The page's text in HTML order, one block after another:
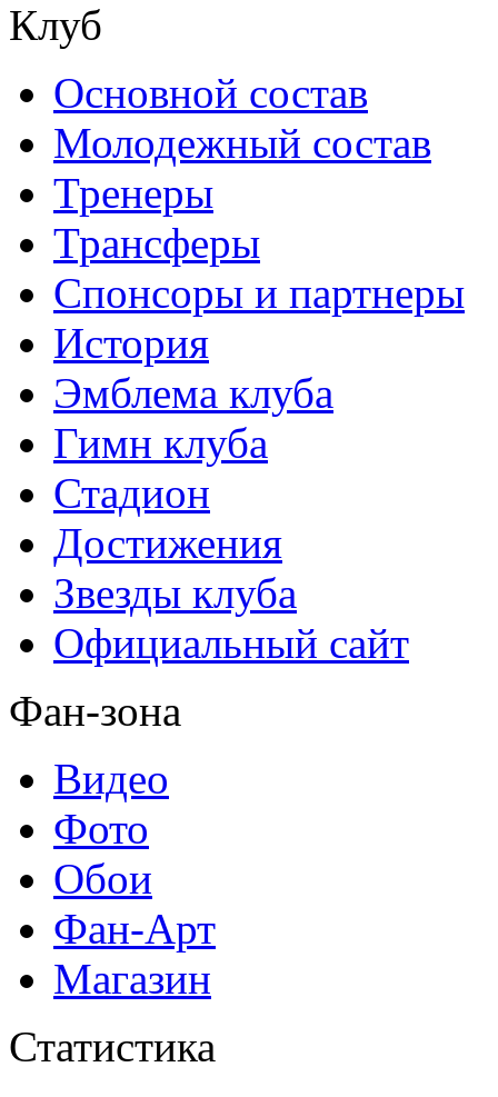
Клуб
Основной состав
Молодежный состав
Тренеры
Трансферы
Спонсоры и партнеры
История
Эмблема клуба
Гимн клуба
Стадион
Достижения
Звезды клуба
Официальный сайт
Фан-зона
Видео
Фото
Обои
Фан-Арт
Магазин
Статистика